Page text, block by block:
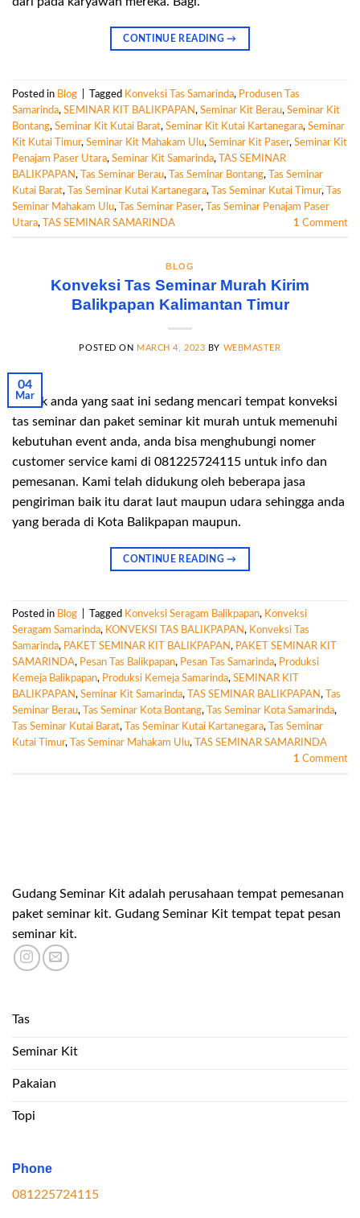
CONTINUE READING→
Posted in Blog Tagged Konveksi Tas Samarinda, Produsen Tas
Samarinda, SEMINAR KIT BALIKPAPAN, Seminar Kit Berau, Seminar Kit
Bontang, Seminar Kit Kutai Barat, Seminar Kit Kutai Kartanegara, Seminar
Kit Kutai Timur, Seminar Kit Mahakam Ulu, Seminar Kit Paser, Seminar Kit
Penajam Paser Utara, Seminar Kit Samarinda,
TAS SEMINAR
BALIKPAPAN, Tas Seminar Berau, Tas Seminar Bontang,
Tas Seminar
Kutai Barat, Tas Seminar Kutai Kartanegara, Tas Seminar Kutai Timur,
Tas
Seminar Mahakam Ulu, Tas Seminar Paser,
Tas Seminar Penajam Paser
Utara, TAS SEMINAR SAMARINDA 1 Comment
BLOG
Konveksi Tas Seminar Murah Kirim
Balikpapan Kalimantan Timur
POSTED ON MARCH 4, 2023 BY WEBMASTER
04
Mar
Untuk anda yang saat ini sedang mencari tempat konveksi
tas seminar dan paket seminar kit murah untuk memenuhi
kebutuhan event anda, anda bisa menghubungi nomer
customer service kami di 081225724115 untuk info dan
pemesanan. Kami telah didukung oleh beberapa jasa
pengiriman baik itu darat laut maupun udara sehingga anda
yang berada di Kota Balikpapan maupun.
CONTINUE READING→
Posted in Blog Tagged Konveksi Seragam Balikpapan, Konveksi
Seragam Samarinda, KONVEKSI TAS BALIKPAPAN, Konveksi Tas
Samarinda, PAKET SEMINAR KIT BALIKPAPAN, PAKET SEMINAR KIT
SAMARINDA, Pesan Tas Balikpapan, Pesan Tas Samarinda, Produksi
Kemeja Balikpapan, Produksi Kemeja Samarinda, SEMINAR KIT
BALIKPAPAN, Seminar Kit Samarinda, TAS SEMINAR BALIKPAPAN,
Tas
Seminar Berau, Tas Seminar Kota Bontang, Tas Seminar Kota Samarinda,
Tas Seminar Kutai Barat, Tas Seminar Kutai Kartanegara,
Tas Seminar
Kutai Timur, Tas Seminar Mahakam Ulu,
TAS SEMINAR SAMARINDA
1 Comment
Gudang Seminar Kit adalah perusahaan tempat pemesanan
paket seminar kit. Gudang Seminar Kit tempat tepat pesan
seminar kit.
Tas
Seminar Kit
Pakaian
Topi
Phone
081225724115